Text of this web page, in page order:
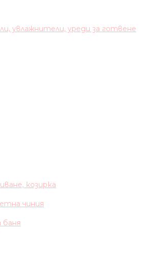
увлажнители, уреди за готвене
козирка
чиния
баня